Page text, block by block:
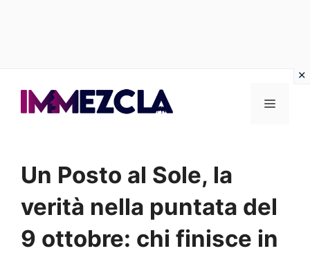
Menu
Un Posto al Sole, la
verità nella puntata del
9 ottobre: chi finisce in